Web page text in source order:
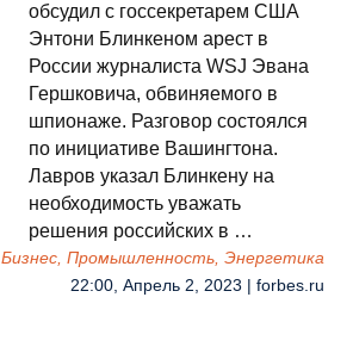
обсудил с госсекретарем США
Энтони Блинкеном арест в
России журналиста WSJ Эвана
Гершковича, обвиняемого в
шпионаже. Разговор состоялся
по инициативе Вашингтона.
Лавров указал Блинкену на
необходимость уважать
решения российских в …
Бизнес, Промышленность, Энергетика
22:00, Апрель 2, 2023 | forbes.ru